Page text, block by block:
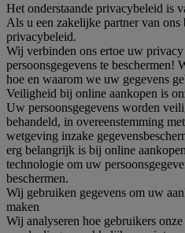
Het onderstaande privacybeleid is
Als u een zakelijke partner van ons
privacybeleid.
Wij verbinden ons ertoe uw
persoonsgegevens te
hoe en waarom we uw gegevens
Veiligheid bij online aankopen is
Uw persoonsgegevens worden
behandeld, in overeenstemming
wetgeving inzake
erg belangrijk is bij online
technologie om uw
beschermen.
Wij gebruiken gegevens om uw
maken
Wij analyseren hoe gebruikers